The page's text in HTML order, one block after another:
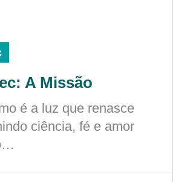
A Missão
é a luz que renasce
ciência, fé e amor